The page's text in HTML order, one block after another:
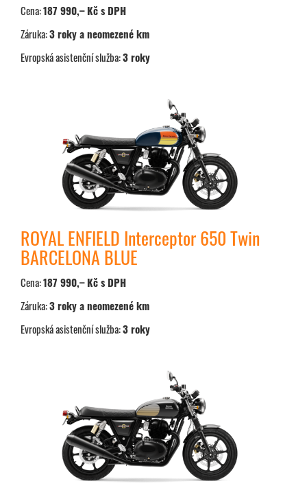
Cena:187 990,– Kč s DPH
Záruka:3 roky a neomezené km
Evropská asistenční služba:3 roky
ROYAL ENFIELD Interceptor 650 Twin
BARCELONA BLUE
Cena:187 990,– Kč s DPH
Záruka:3 roky a neomezené km
Evropská asistenční služba:3 roky